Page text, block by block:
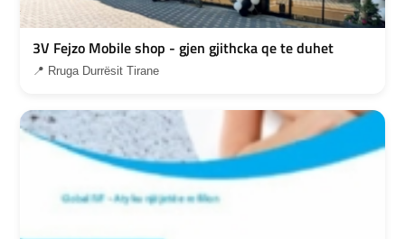
3V Fejzo Mobile shop - gjen gjithcka qe te duhet
📍 Rruga Durrësit Tirane